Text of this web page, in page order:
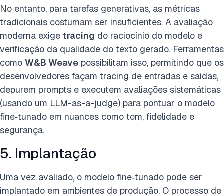
No entanto, para tarefas generativas, as métricas
tradicionais costumam ser insuficientes. A avaliação
moderna exige tracing do raciocínio do modelo e
verificação da qualidade do texto gerado. Ferramentas
como W&B Weave possibilitam isso, permitindo que os
desenvolvedores façam tracing de entradas e saídas,
depurem prompts e executem avaliações sistemáticas
(usando um LLM-as-a-judge) para pontuar o modelo
fine‑tunado em nuances como tom, fidelidade e
segurança.
5. Implantação
Uma vez avaliado, o modelo fine‑tunado pode ser
implantado em ambientes de produção. O processo de